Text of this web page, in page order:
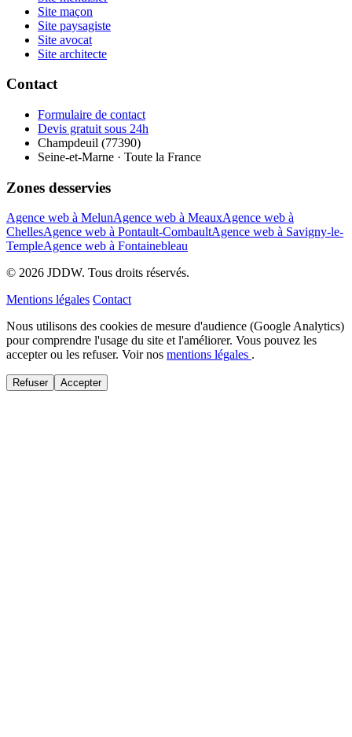
Site maçon
Site paysagiste
Site avocat
Site architecte
Contact
Formulaire de contact
Devis gratuit sous 24h
Champdeuil (77390)
Seine-et-Marne · Toute la France
Zones desservies
Agence web à MelunAgence web à MeauxAgence web à
ChellesAgence web à Pontault-CombaultAgence web à Savigny-le-
TempleAgence web à Fontainebleau
© 2026 JDDW. Tous droits réservés.
Mentions légales Contact
Nous utilisons des cookies de mesure d'audience (Google Analytics)
pour comprendre l'usage du site et l'améliorer. Vous pouvez les
accepter ou les refuser. Voir nos mentions légales .
Refuser Accepter